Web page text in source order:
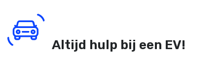
Altijd hulp bij een EV!